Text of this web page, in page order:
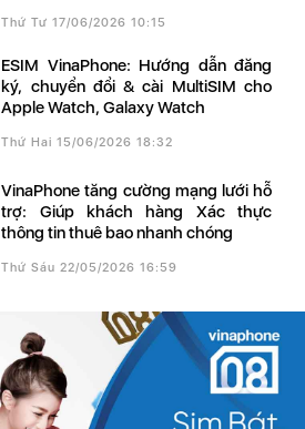
Thứ Tư 17/06/2026 10:15
eSIM VinaPhone: Hướng dẫn đăng
ký, chuyển đổi & cài MultiSIM cho
Apple Watch, Galaxy Watch
Thứ Hai 15/06/2026 18:32
VinaPhone tăng cường mạng lưới hỗ
trợ: Giúp khách hàng Xác thực
thông tin thuê bao nhanh chóng
Thứ Sáu 22/05/2026 16:59